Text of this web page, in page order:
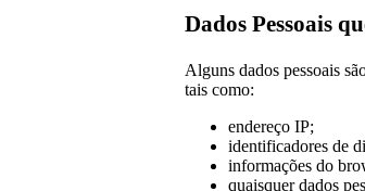
Dados Pessoais
Alguns dados pessoais
tais como:
endereço IP;
identificadores de
informações do
quaisquer dados